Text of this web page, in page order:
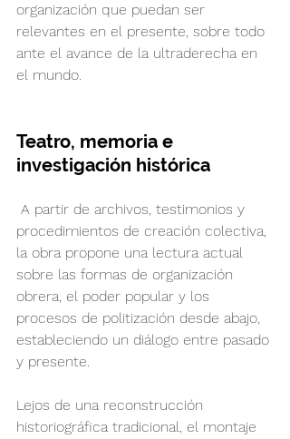
organización que puedan ser
relevantes en el presente, sobre todo
ante el avance de la ultraderecha en
el mundo.
Teatro, memoria e
investigación histórica
A partir de archivos, testimonios y
procedimientos de creación colectiva,
la obra propone una lectura actual
sobre las formas de organización
obrera, el poder popular y los
procesos de politización desde abajo,
estableciendo un diálogo entre pasado
y presente.
Lejos de una reconstrucción
historiográfica tradicional, el montaje